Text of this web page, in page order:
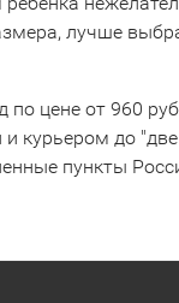
лучше
по цене от 960
курьером до
пункты